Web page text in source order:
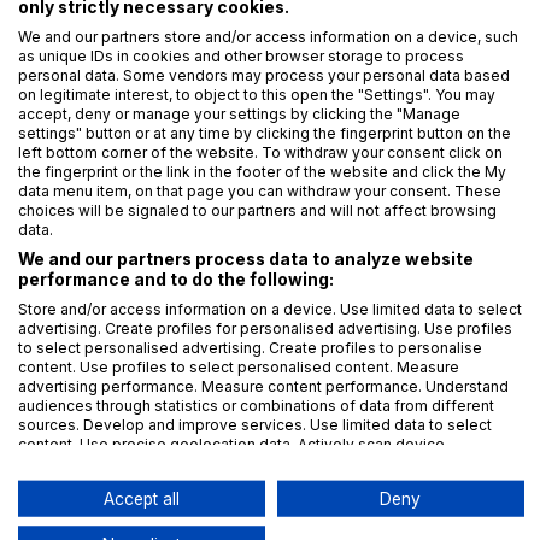
10. 6. 2025František Nonnemann
Fotografie v článku: Adobe Stock
Z domova NÚKIB Kybernetická bezpečnost Ochrana
10. 7. 2025Lucie Balýová
Mohlo by vás dále zajímat:
Ani oprávněný zájem nezachrání
vše
ESG hýbe světem byznysu už
only strictly necessary cookies.
We and our partners store and/or access information on a device, such
as unique IDs in cookies and other browser storage to process
personal data. Some vendors may process your personal data based
on legitimate interest, to object to this open the "Settings". You may
accept, deny or manage your settings by clicking the "Manage
settings" button or at any time by clicking the fingerprint button on the
left bottom corner of the website. To withdraw your consent click on
the fingerprint or the link in the footer of the website and click the My
data menu item, on that page you can withdraw your consent. These
choices will be signaled to our partners and will not affect browsing
data.
We and our partners process data to analyze website
performance and to do the following:
Store and/or access information on a device. Use limited data to select
advertising. Create profiles for personalised advertising. Use profiles
to select personalised advertising. Create profiles to personalise
content. Use profiles to select personalised content. Measure
advertising performance. Measure content performance. Understand
audiences through statistics or combinations of data from different
sources. Develop and improve services. Use limited data to select
content. Use precise geolocation data. Actively scan device
Data may be shared outside of the European Union and send to the
Your consent and the cookie policy applies solely to this website/app.
Accept all Deny